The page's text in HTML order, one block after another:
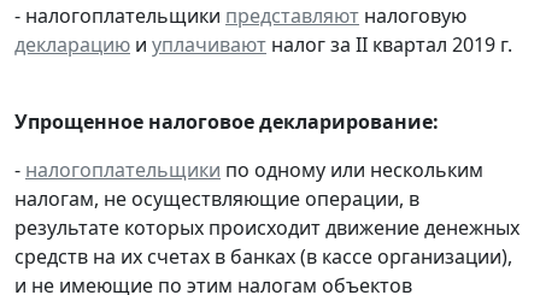
- налогоплательщики представляют налоговую
декларацию и уплачивают налог за II квартал 2019 г.
Упрощенное налоговое декларирование:
- налогоплательщики по одному или нескольким
налогам, не осуществляющие операции, в
результате которых происходит движение денежных
средств на их счетах в банках (в кассе организации),
и не имеющие по этим налогам объектов